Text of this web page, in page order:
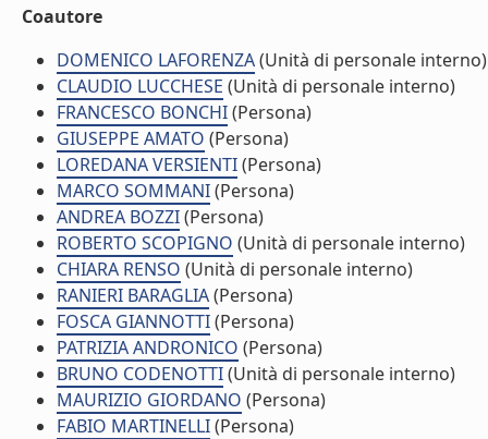
Coautore
DOMENICO LAFORENZA(Unità di personale interno)
CLAUDIO LUCCHESE (Unità di personale interno)
FRANCESCO BONCHI(Persona)
GIUSEPPE AMATO (Persona)
LOREDANA VERSIENTI(Persona)
MARCO SOMMANI(Persona)
ANDREA BOZZI(Persona)
ROBERTO SCOPIGNO (Unità di personale interno)
CHIARA RENSO (Unità di personale interno)
RANIERI BARAGLIA(Persona)
FOSCA GIANNOTTI(Persona)
PATRIZIA ANDRONICO (Persona)
BRUNO CODENOTTI(Unità di personale interno)
MAURIZIO GIORDANO (Persona)
FABIO MARTINELLI(Persona)